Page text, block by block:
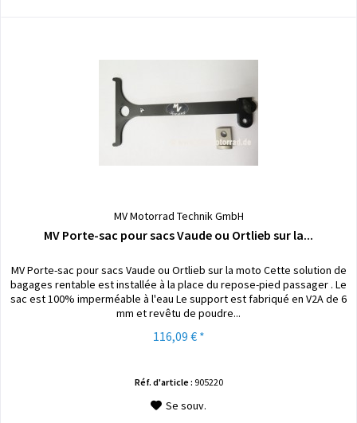
MV Motorrad Technik GmbH
MV Porte-sac pour sacs Vaude ou Ortlieb sur la...
MV Porte-sac pour sacs Vaude ou Ortlieb sur la moto Cette solution de
bagages rentable est installée à la place du repose-pied passager . Le
sac est 100% imperméable à l'eau Le support est fabriqué en V2A de 6
mm et revêtu de poudre...
116,09 € *
Réf. d'article : 905220
Se souv.